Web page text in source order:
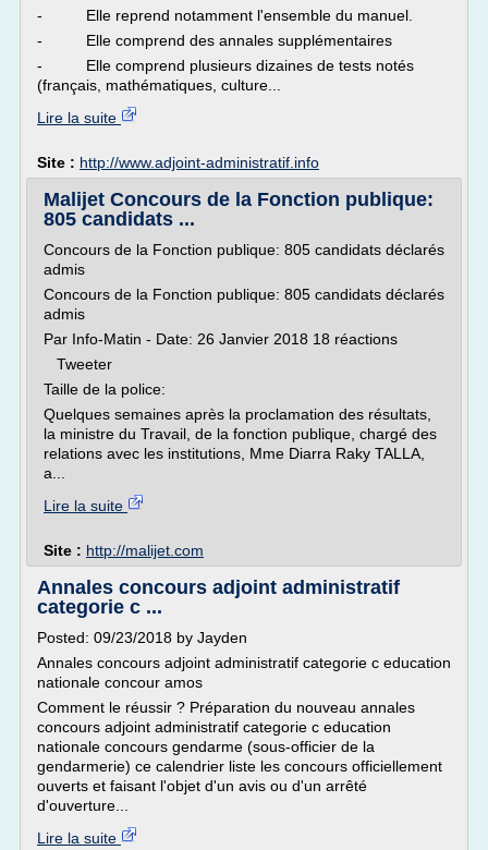
- Elle reprend notamment l'ensemble du manuel.
- Elle comprend des annales supplémentaires
- Elle comprend plusieurs dizaines de tests notés
(français, mathématiques, culture...
Lire la suite
Site : http://www.adjoint-administratif.info
Malijet Concours de la Fonction publique:
805 candidats ...
Concours de la Fonction publique: 805 candidats déclarés
admis
Concours de la Fonction publique: 805 candidats déclarés
admis
Par Info-Matin - Date: 26 Janvier 2018 18 réactions
Tweeter
Taille de la police:
Quelques semaines après la proclamation des résultats,
la ministre du Travail, de la fonction publique, chargé des
relations avec les institutions, Mme Diarra Raky TALLA,
a...
Lire la suite
Site : http://malijet.com
Annales concours adjoint administratif
categorie c ...
Posted: 09/23/2018 by Jayden
Annales concours adjoint administratif categorie c education
nationale concour amos
Comment le réussir ? Préparation du nouveau annales
concours adjoint administratif categorie c education
nationale concours gendarme (sous-officier de la
gendarmerie) ce calendrier liste les concours officiellement
ouverts et faisant l'objet d'un avis ou d'un arrêté
d'ouverture...
Lire la suite